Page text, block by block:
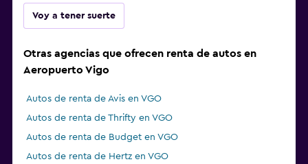
Voy a tener suerte
Otras agencias que ofrecen renta de autos en
Aeropuerto Vigo
Autos de renta de Avis en VGO
Autos de renta de Thrifty en VGO
Autos de renta de Budget en VGO
Autos de renta de Hertz en VGO